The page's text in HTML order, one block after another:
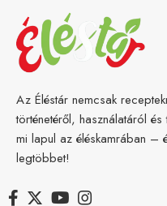
Az Éléstár nemcsak
történetéről, használatáról
mi lapul az éléskamrában –
legtöbbet!